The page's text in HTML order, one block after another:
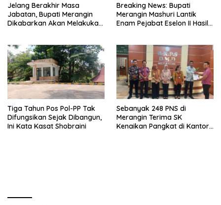
Jelang Berakhir Masa
Jabatan, Bupati Merangin
Dikabarkan Akan Melakukan
Breaking News: Bupati
Merangin Mashuri Lantik
Enam Pejabat Eselon II Hasil
Tiga Tahun Pos Pol-PP Tak
Difungsikan Sejak Dibangun,
Ini Kata Kasat Shobraini
Sebanyak 248 PNS di
Merangin Terima SK
Kenaikan Pangkat di Kantor